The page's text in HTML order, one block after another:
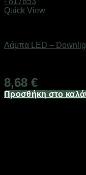
Quick View
Λάμπα LED –
8,68 €
Προσθήκη στο